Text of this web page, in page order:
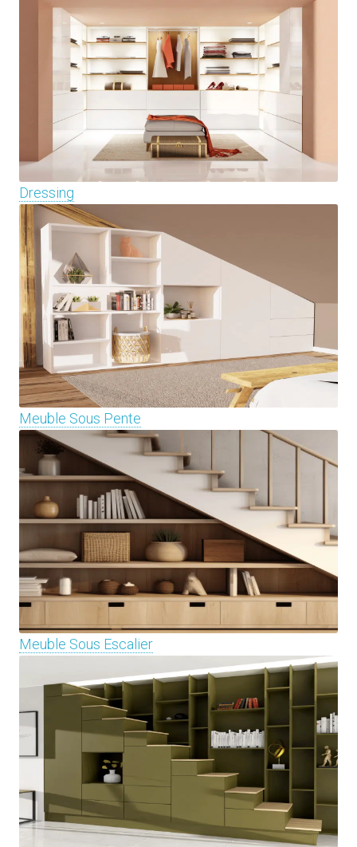
Dressing
Meuble Sous Pente
Meuble Sous Escalier